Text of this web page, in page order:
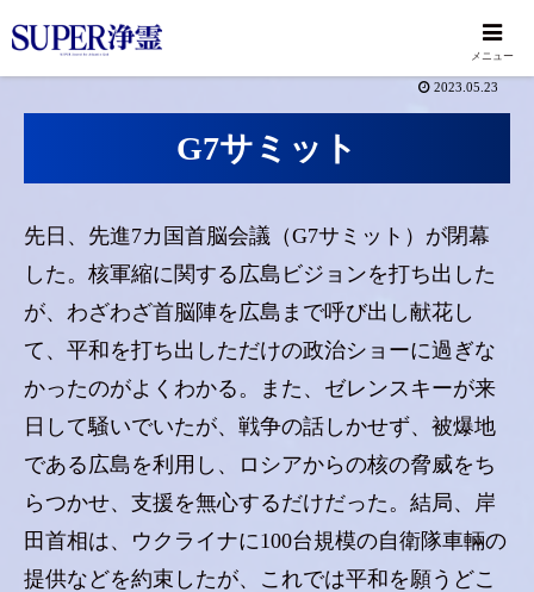
2023.05.23
G7サミット
先日、先進7カ国首脳会議（G7サミット）が閉幕
した。核軍縮に関する広島ビジョンを打ち出した
が、わざわざ首脳陣を広島まで呼び出し献花し
て、平和を打ち出しただけの政治ショーに過ぎな
かったのがよくわかる。また、ゼレンスキーが来
日して騒いでいたが、戦争の話しかせず、被爆地
である広島を利用し、ロシアからの核の脅威をち
らつかせ、支援を無心するだけだった。結局、岸
田首相は、ウクライナに100台規模の自衛隊車輛の
提供などを約束したが、これでは平和を願うどこ
メニュー